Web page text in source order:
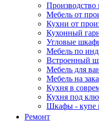
Производство
Мебель от
Кухни от
Кухонный
Угловые
Мебель по
Встроенный
Мебель для
Мебель на
Кухня в
Кухня под
Шкафы - купе
Ремонт